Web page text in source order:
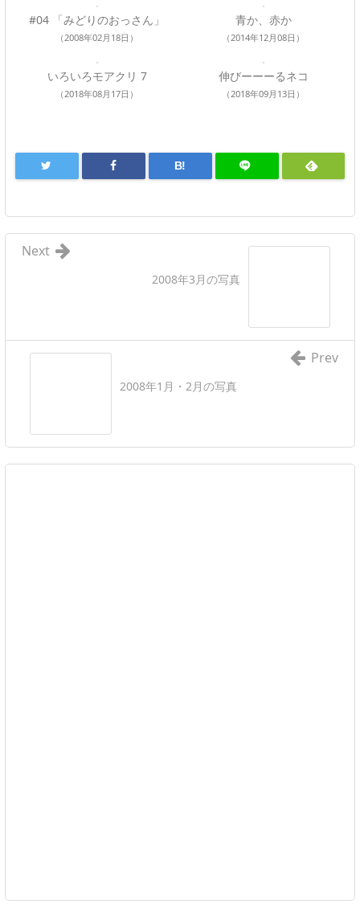
#04 「みどりのおっさん」
（2008年02月18日）
青か、赤か
（2014年12月08日）
いろいろモアクリ 7
（2018年08月17日）
伸びーーーるネコ
（2018年09月13日）
B!
2008年3月の写真
Next
2008年1月・2月の写真
Prev